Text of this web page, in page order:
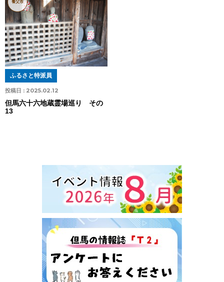
養父市
投稿日 : 2025.02.12
ふるさと特派員
但馬六十六地蔵霊場巡り その
13